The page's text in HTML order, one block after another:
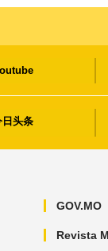
日头条
GOV.MO
Revista